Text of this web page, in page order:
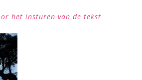
het insturen van de tekst